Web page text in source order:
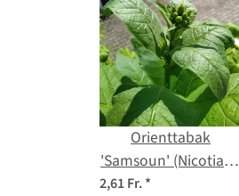
Orienttabak
'Samsoun' (Nicotiana
tabacum) Samen
2,61 Fr.*